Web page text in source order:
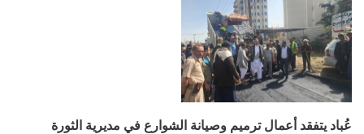
عُباد يتفقد أعمال ترميم وصيانة الشوارع في مديرية الثورة